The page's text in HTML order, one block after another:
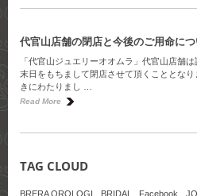
代官山店舗の閉店と今後のご用命につ
「代官山ジュエリーオオムラ」代官山店舗
末日をもちまして閉店させて頂くこととな
きにわたりまし …
Read More
TAG CLOUD
BRERA OROLOGI BRIDAL Facebook